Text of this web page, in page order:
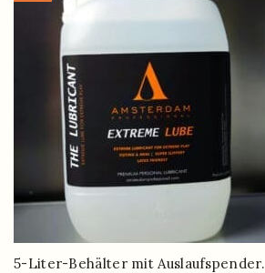
5-Liter-Behälter mit Auslaufspender.